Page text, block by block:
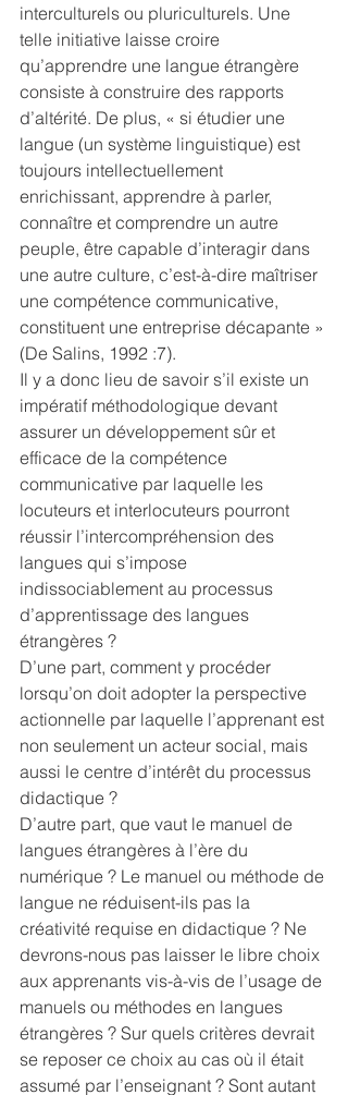
interculturels ou pluriculturels. Une
telle initiative laisse croire
qu’apprendre une langue étrangère
consiste à construire des rapports
d’altérité. De plus, « si étudier une
langue (un système linguistique) est
toujours intellectuellement
enrichissant, apprendre à parler,
connaître et comprendre un autre
peuple, être capable d’interagir dans
une autre culture, c’est-à-dire maîtriser
une compétence communicative,
constituent une entreprise décapante »
(De Salins, 1992 :7).
Il y a donc lieu de savoir s’il existe un
impératif méthodologique devant
assurer un développement sûr et
efficace de la compétence
communicative par laquelle les
locuteurs et interlocuteurs pourront
réussir l’intercompréhension des
langues qui s’impose
indissociablement au processus
d’apprentissage des langues
étrangères ?
D’une part, comment y procéder
lorsqu’on doit adopter la perspective
actionnelle par laquelle l’apprenant est
non seulement un acteur social, mais
aussi le centre d’intérêt du processus
didactique ?
D’autre part, que vaut le manuel de
langues étrangères à l’ère du
numérique ? Le manuel ou méthode de
langue ne réduisent-ils pas la
créativité requise en didactique ? Ne
devrons-nous pas laisser le libre choix
aux apprenants vis-à-vis de l’usage de
manuels ou méthodes en langues
étrangères ? Sur quels critères devrait
se reposer ce choix au cas où il était
assumé par l’enseignant ? Sont autant